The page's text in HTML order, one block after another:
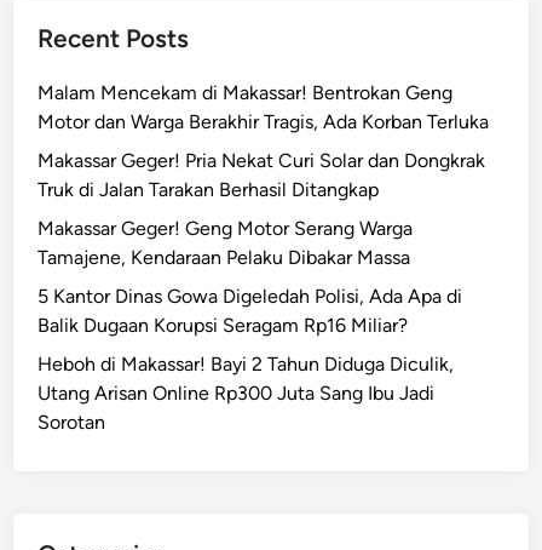
a
i
a
M
a
k
a
s
a
r
T
R
Recent Posts
Malam Mencekam di Makassar! Bentrokan Geng
Motor dan Warga Berakhir Tragis, Ada Korban Terluka
Makassar Geger! Pria Nekat Curi Solar dan Dongkrak
Truk di Jalan Tarakan Berhasil Ditangkap
Makassar Geger! Geng Motor Serang Warga
Tamajene, Kendaraan Pelaku Dibakar Massa
5 Kantor Dinas Gowa Digeledah Polisi, Ada Apa di
Balik Dugaan Korupsi Seragam Rp16 Miliar?
Heboh di Makassar! Bayi 2 Tahun Diduga Diculik,
Utang Arisan Online Rp300 Juta Sang Ibu Jadi
Sorotan